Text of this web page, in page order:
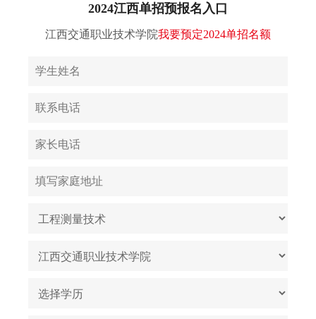
2024江西单招预报名入口
江西交通职业技术学院我要预定2024单招名额